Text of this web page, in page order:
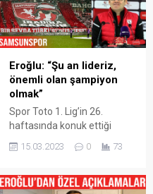
Eroğlu: “Şu an lideriz,
önemli olan şampiyon
olmak”
Spor Toto 1. Lig’in 26.
haftasında konuk ettiği
Samsunspor’da Teknik
maç sonu basın
15.03.2023 0 73